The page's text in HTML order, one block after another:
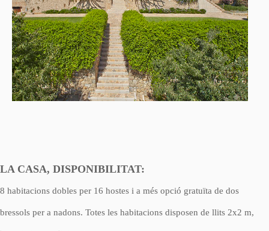
LA CASA, DISPONIBILITAT:
8 habitacions dobles per 16 hostes i a més opció gratuïta de dos
bressols per a nadons. Totes les habitacions disposen de llits 2x2 m,